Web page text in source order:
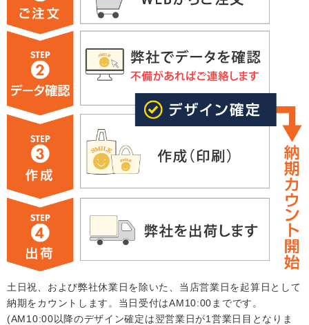
土日祝、および弊社休業日を除いた、当店営業日を起算日として
納期をカウントします。当日受付はAM10:00までです。
(AM10:00以降のデザイン確定は翌営業日が1営業日目となりま